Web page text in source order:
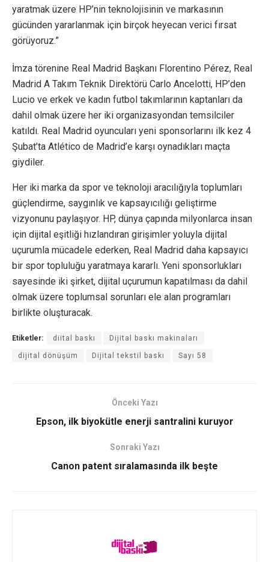
yaratmak üzere HP’nin teknolojisinin ve markasının
gücünden yararlanmak için birçok heyecan verici fırsat
görüyoruz.”
İmza törenine Real Madrid Başkanı Florentino Pérez, Real
Madrid A Takım Teknik Direktörü Carlo Ancelotti, HP’den
Lucio ve erkek ve kadın futbol takımlarının kaptanları da
dahil olmak üzere her iki organizasyondan temsilciler
katıldı. Real Madrid oyuncuları yeni sponsorlarını ilk kez 4
Şubat’ta Atlético de Madrid’e karşı oynadıkları maçta
giydiler.
Her iki marka da spor ve teknoloji aracılığıyla toplumları
güçlendirme, saygınlık ve kapsayıcılığı geliştirme
vizyonunu paylaşıyor. HP, dünya çapında milyonlarca insan
için dijital eşitliği hızlandıran girişimler yoluyla dijital
uçurumla mücadele ederken, Real Madrid daha kapsayıcı
bir spor topluluğu yaratmaya kararlı. Yeni sponsorlukları
sayesinde iki şirket, dijital uçurumun kapatılması da dahil
olmak üzere toplumsal sorunları ele alan programları
birlikte oluşturacak.
Etiketler: diital baskı Dijital baskı makinaları
dijital dönüşüm Dijital tekstil baskı Sayı 58
Önceki Yazı
Epson, ilk biyokütle enerji santralini kuruyor
Sonraki Yazı
Canon patent sıralamasında ilk beşte